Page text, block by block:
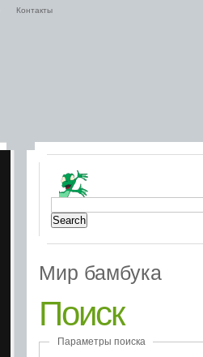
Контакты
Мир бамбука
Поиск
Параметры поиска